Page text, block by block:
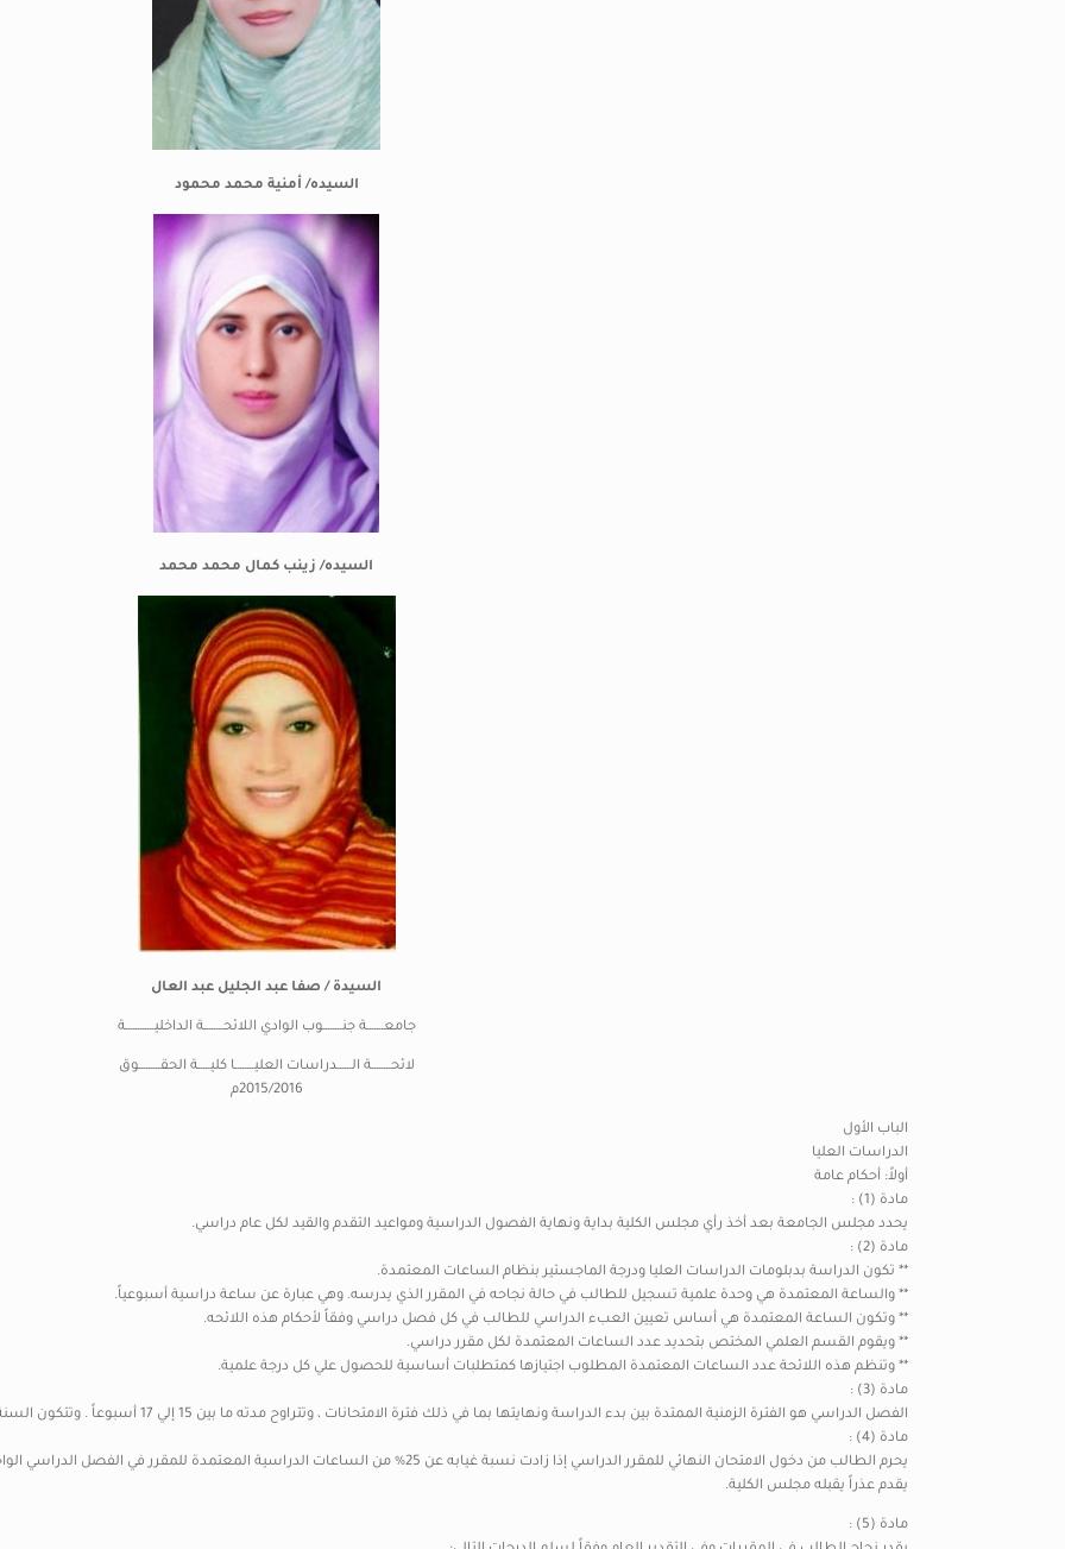
السيده/ أمنية محمد محمود
السيده/ زينب كمال محمد محمد
السيدة / صفا عبد الجليل عبد العال
جامعـــــــة جنــــــــوب الوادي اللائحــــــــة الداخليــــــــــــة
لائحــــــــة الــــــدراسات العليــــــــا كليـــــة الحقـــــــــوق
2015/2016م
الباب الأول
الدراسات العليا
أولاً: أحكام عامة
مادة (1) :
يحدد مجلس الجامعة بعد أخذ رأي مجلس الكلية بداية ونهاية الفصول الدراسية ومواعيد التقدم والقيد لكل عام دراسي.
مادة (2) :
** تكون الدراسة بدبلومات الدراسات العليا ودرجة الماجستير بنظام الساعات المعتمدة.
** والساعة المعتمدة هي وحدة علمية تسجيل للطالب في حالة نجاحه في المقرر الذي يدرسه. وهي عبارة عن ساعة دراسية أسبوعياً.
** وتكون الساعة المعتمدة هي أساس تعيين العبء الدراسي للطالب في كل فصل دراسي وفقاً لأحكام هذه اللائحه.
** ويقوم القسم العلمي المختص بتحديد عدد الساعات المعتمدة لكل مقرر دراسي.
** وتنظم هذه اللائحة عدد الساعات المعتمدة المطلوب اجتيازها كمتطلبات أساسية للحصول علي كل درجة علمية.
مادة (3) :
الفصل الدراسي هو الفترة الزمنية الممتدة بين بدء الدراسة ونهايتها بما في ذلك فترة الامتحانات ، وتتراوح مدته ما بين 15 إلي 17 أسبوعاً . وتتكون السنة الدراسية من فصلين دراسيين .
مادة (4) :
يحرم الطالب من دخول الامتحان النهائي للمقرر الدراسي إذا زادت نسبة غيابه عن 25% من الساعات الدراسية
يقدم عذراً يقبله مجلس الكلية.
مادة (5) :